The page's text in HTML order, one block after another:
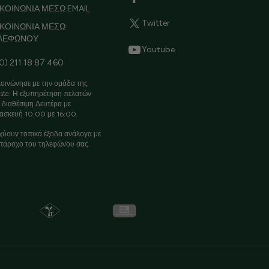
ΜΕΣΩ EMAIL
ΜΕΣΩ
211 18 87 460
με την ομάδα της
Η εξυπηρέτηση πελατών
διαθέσιμη Δευτέρα με
10:00 με 16:00.
τοπικά έξοδα ανάλογα με
του τηλεφώνου σας.
Twitter
Youtube